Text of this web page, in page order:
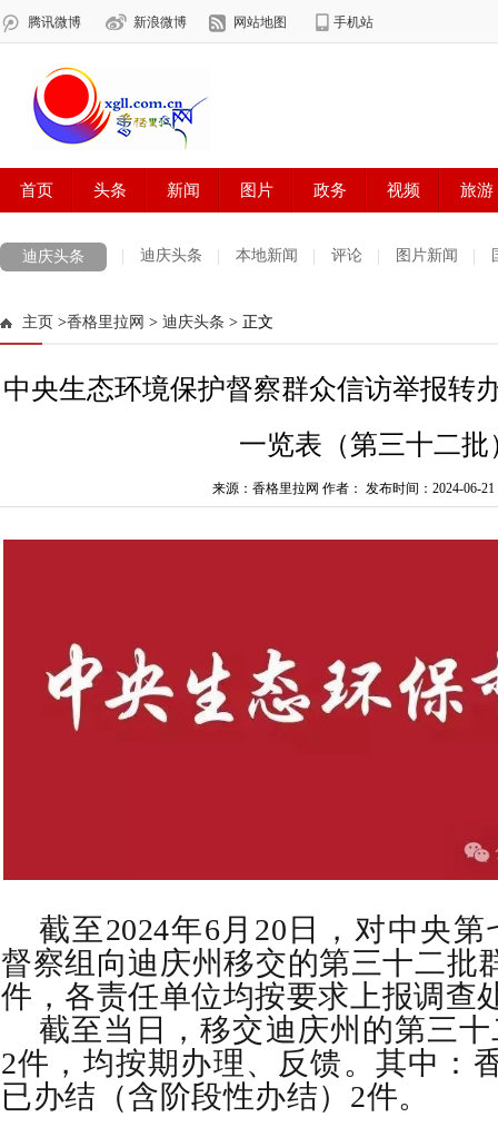
迪庆头条 迪庆头条 本地新闻 评论 图片新闻
主页 >香格里拉网 > 迪庆头条 > 正文
中央生态环境保护督察群众信访举报转
一览表（第三十二批
来源：香格里拉网 作者： 发布时间：2024-06-21
截至2024年6月20 日，对中央
督察组向迪庆州移交的第三十二批
件，各责任单位均按要求上报调查
截至当日，移交迪庆州的第三
2件，均按期办理、反馈。其中：
已办结（含阶段性办结）2件。